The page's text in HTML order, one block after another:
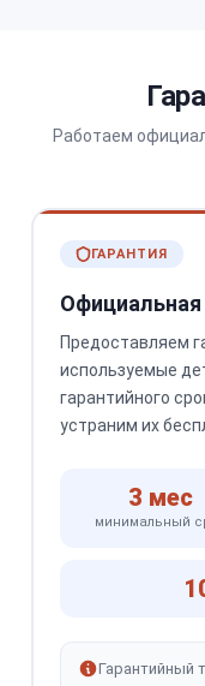
Работаем
ГАРАНТИЯ
Официальная
Предоставляем
используемые
гарантийного
устраним их
3 мес
минимальный
Гарантийный